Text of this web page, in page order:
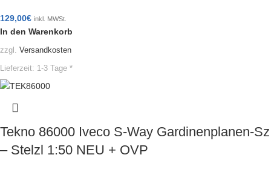
129,00€ inkl. MWSt.
In den Warenkorb
zzgl. Versandkosten
Lieferzeit: 1-3 Tage *
Tekno 86000 Iveco S-Way Gardinenplanen-Sz
– Stelzl 1:50 NEU + OVP